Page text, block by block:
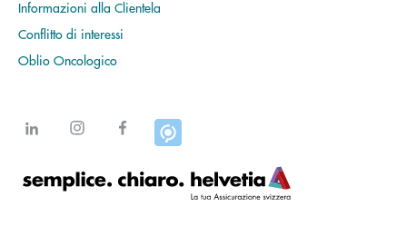
Informazioni alla Clientela
Conflitto di interessi
Oblio Oncologico